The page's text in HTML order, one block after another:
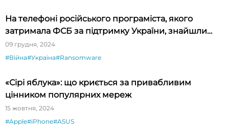
На телефоні російського програміста, якого
затримала ФСБ за підтримку України, знайшли
нову шпигунську програму для Android
09 грудня, 2024
#Війна#Україна#Ransomware
«Сірі яблука»: що криється за привабливим
цінником популярних мереж
15 жовтня, 2024
#Apple#iPhone#ASUS